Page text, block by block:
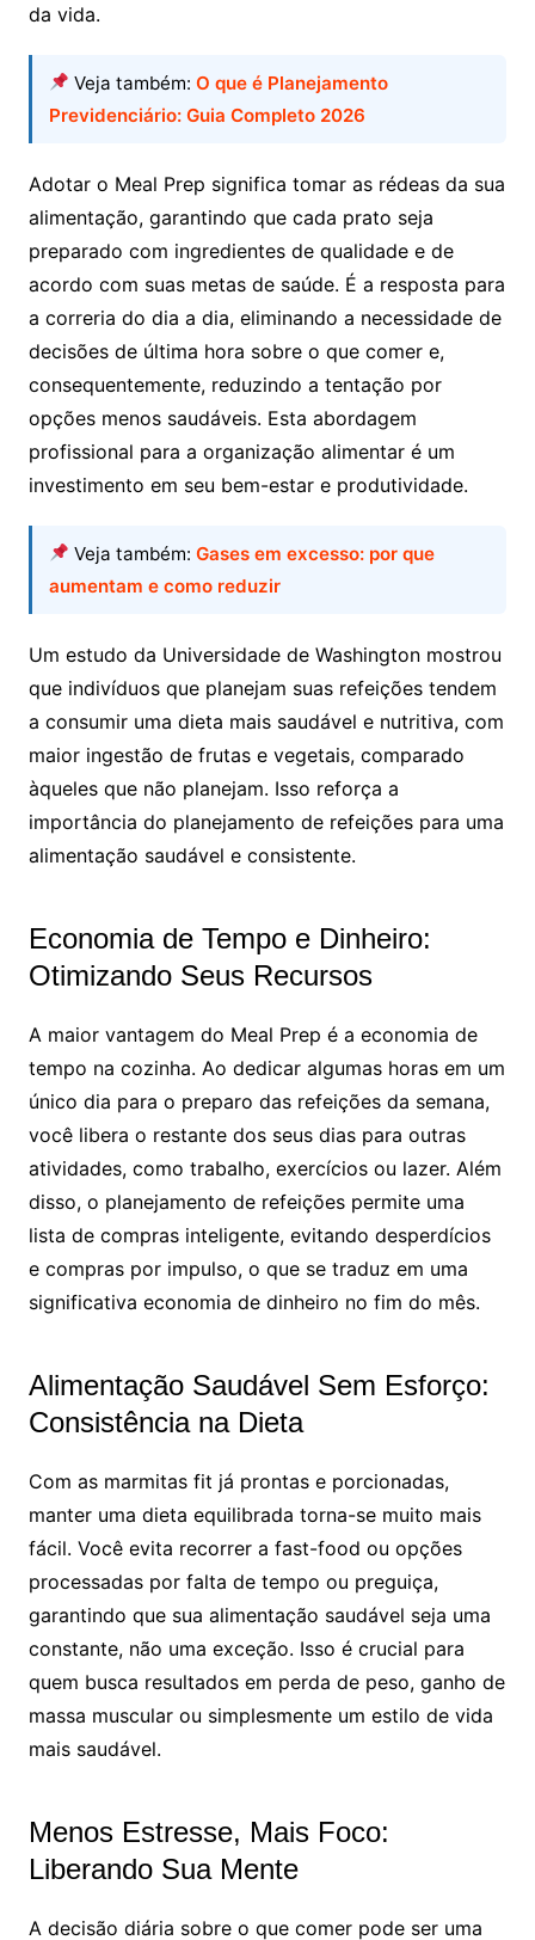
da vida.
Veja também:O que é Planejamento
Previdenciário: Guia Completo 2026
Adotar o Meal Prep significa tomar as rédeas da sua
alimentação, garantindo que cada prato seja
preparado com ingredientes de qualidade e de
acordo com suas metas de saúde. É a resposta para
a correria do dia a dia, eliminando a necessidade de
decisões de última hora sobre o que comer e,
consequentemente, reduzindo a tentação por
opções menos saudáveis. Esta abordagem
profissional para a organização alimentar é um
investimento em seu bem-estar e produtividade.
Veja também:Gases em excesso: por que
aumentam e como reduzir
Um estudo da Universidade de Washington mostrou
que indivíduos que planejam suas refeições tendem
a consumir uma dieta mais saudável e nutritiva, com
maior ingestão de frutas e vegetais, comparado
àqueles que não planejam. Isso reforça a
importância do planejamento de refeições para uma
alimentação saudável e consistente.
Economia de Tempo e Dinheiro:
Otimizando Seus Recursos
A maior vantagem do Meal Prep é a economia de
tempo na cozinha. Ao dedicar algumas horas em um
único dia para o preparo das refeições da semana,
você libera o restante dos seus dias para outras
atividades, como trabalho, exercícios ou lazer. Além
disso, o planejamento de refeições permite uma
lista de compras inteligente, evitando desperdícios
e compras por impulso, o que se traduz em uma
significativa economia de dinheiro no fim do mês.
Alimentação Saudável Sem Esforço:
Consistência na Dieta
Com as marmitas fit já prontas e porcionadas,
manter uma dieta equilibrada torna-se muito mais
fácil. Você evita recorrer a fast-food ou opções
processadas por falta de tempo ou preguiça,
garantindo que sua alimentação saudável seja uma
constante, não uma exceção. Isso é crucial para
quem busca resultados em perda de peso, ganho de
massa muscular ou simplesmente um estilo de vida
mais saudável.
Menos Estresse, Mais Foco:
Liberando Sua Mente
A decisão diária sobre o que comer pode ser uma